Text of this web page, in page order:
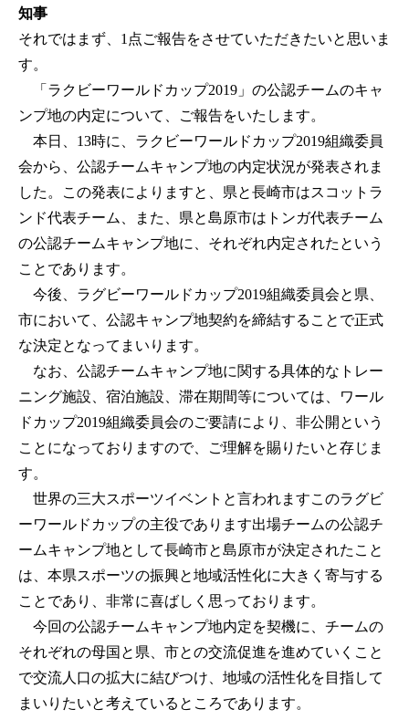
知事
それではまず、1点ご報告をさせていただきたいと思いま
す。
「ラクビーワールドカップ2019」の公認チームのキャ
ンプ地の内定について、ご報告をいたします。
本日、13時に、ラクビーワールドカップ2019組織委員
会から、公認チームキャンプ地の内定状況が発表されま
した。この発表によりますと、県と長崎市はスコットラ
ンド代表チーム、また、県と島原市はトンガ代表チーム
の公認チームキャンプ地に、それぞれ内定されたという
ことであります。
今後、ラグビーワールドカップ2019組織委員会と県、
市において、公認キャンプ地契約を締結することで正式
な決定となってまいります。
なお、公認チームキャンプ地に関する具体的なトレー
ニング施設、宿泊施設、滞在期間等については、ワール
ドカップ2019組織委員会のご要請により、非公開という
ことになっておりますので、ご理解を賜りたいと存じま
す。
世界の三大スポーツイベントと言われますこのラグビ
ーワールドカップの主役であります出場チームの公認チ
ームキャンプ地として長崎市と島原市が決定されたこと
は、本県スポーツの振興と地域活性化に大きく寄与する
ことであり、非常に喜ばしく思っております。
今回の公認チームキャンプ地内定を契機に、チームの
それぞれの母国と県、市との交流促進を進めていくこと
で交流人口の拡大に結びつけ、地域の活性化を目指して
まいりたいと考えているところであります。